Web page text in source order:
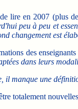
lire en 2007 (plus de
peu à peu et
changement est
des enseignants
dans leurs
il manque une
totalement